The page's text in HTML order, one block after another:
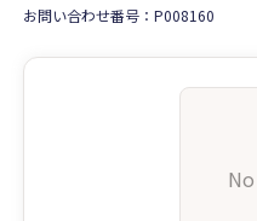
お問い合わせ番号：P008160